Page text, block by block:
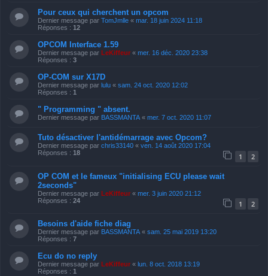
Pour ceux qui cherchent un opcom
Dernier message par TomJmlle « mar. 18 juin 2024 11:18
Réponses : 12
OPCOM Interface 1.59
Dernier message par LeKiffeur « mer. 16 déc. 2020 23:38
Réponses : 3
OP-COM sur X17D
Dernier message par lulu « sam. 24 oct. 2020 12:02
Réponses : 1
" Programming " absent.
Dernier message par BASSMANTA « mer. 7 oct. 2020 11:07
Tuto désactiver l'antidémarrage avec Opcom?
Dernier message par chris33140 « ven. 14 août 2020 17:04
Réponses : 18 1 2
OP COM et le fameux "initialising ECU please wait
2seconds"
Dernier message par LeKiffeur « mer. 3 juin 2020 21:12
Réponses : 24 1 2
Besoins d'aide fiche diag
Dernier message par BASSMANTA « sam. 25 mai 2019 13:20
Réponses : 7
Ecu do no reply
Dernier message par LeKiffeur « lun. 8 oct. 2018 13:19
Réponses : 1